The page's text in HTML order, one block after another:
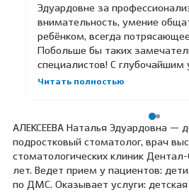
Эдуардовне за
внимательность, умение
ребёнком, всегда
Побольше бы таких
специалистов! С глубочайшим
Читать полностью
АЛЕКСЕЕВА Наталья Эдуардовна —
подростковый стоматолог, врач
стоматологических клиник
лет. Ведет прием у пациентов:
по ДМС. Оказывает услуги: